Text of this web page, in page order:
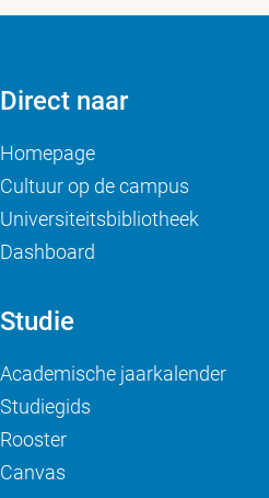
Direct naar
Homepage
Cultuur op de campus
Universiteitsbibliotheek
Dashboard
Studie
Academische jaarkalender
Studiegids
Rooster
Canvas